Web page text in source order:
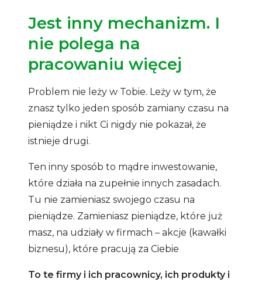
Jest inny mechanizm. I
nie polega na
pracowaniu więcej
Problem nie leży w Tobie. Leży w tym, że
znasz tylko jeden sposób zamiany czasu na
pieniądze i nikt Ci nigdy nie pokazał, że
istnieje drugi.
Ten inny sposób to mądre inwestowanie,
które działa na zupełnie innych zasadach.
Tu nie zamieniasz swojego czasu na
pieniądze. Zamieniasz pieniądze, które już
masz, na udziały w firmach – akcje (kawałki
biznesu), które pracują za Ciebie
To te firmy i ich pracownicy, ich produkty i